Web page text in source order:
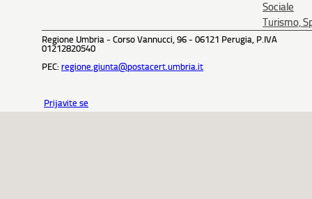
Sociale
Turismo,
Regione Umbria - Corso Vannucci, 96 - 06121 Perugia, P.IVA
01212820540
PEC: regione.giunta@postacert.umbria.it
Priјavite se